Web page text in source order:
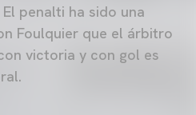
penalti ha sido una
Foulquier que el árbitro
victoria y con gol es